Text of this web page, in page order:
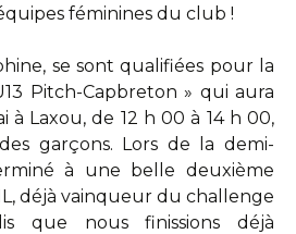
féminines du club !
se sont qualifiées pour la
Pitch-Capbreton » qui aura
à Laxou, de 12 h 00 à 14 h 00,
garçons. Lors de la demi-
à une belle deuxième
déjà vainqueur du challenge
que nous finissions déjà